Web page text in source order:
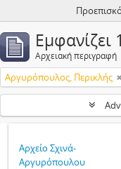
Εμφανίζει
Αρχειακή περιγραφή
Αργυρόπουλος, Περικλής
Αρχείο Σχινά-
Αργυρόπουλου